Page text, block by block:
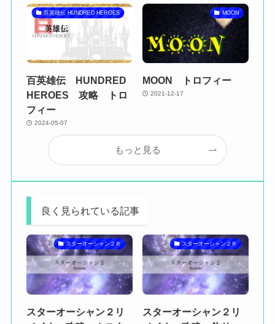
百英雄伝 HUNDRED HEROES
百英雄伝 HUNDRED
HEROES 攻略 トロ
フィー
2024-05-07
MOON
MOON トロフィー
2021-12-17
もっと見る
良く見られている記事
スターオーシャン２Ｒ
スターオーシャン２リ
スターオーシャン２Ｒ
スターオーシャン２リ